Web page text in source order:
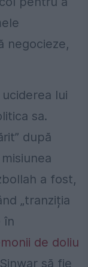
negocieze,
lui
sa.
după
a fost,
„tranziția
în
de doliu
să fie